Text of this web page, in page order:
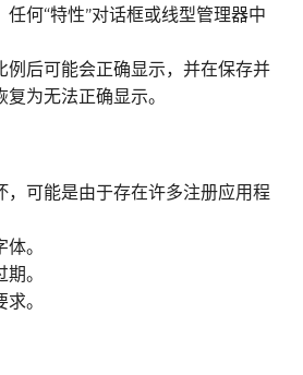
何“特性”对话框或线型管理器中
例后可能会正确显示，并在保存并
为无法正确显示。
，可能是由于存在许多注册应用程
。
。
。